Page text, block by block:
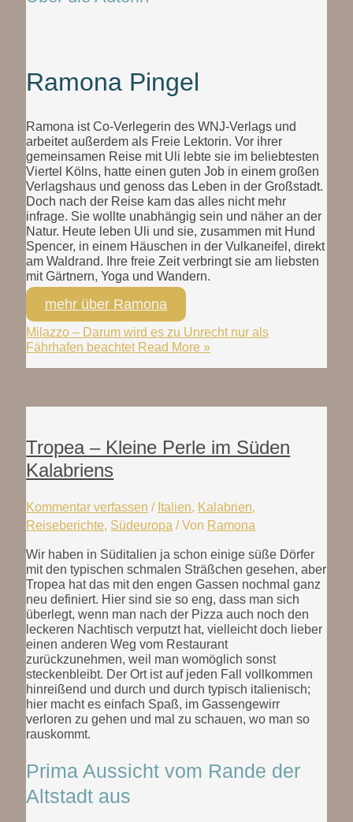
Ramona Pingel
Ramona ist Co-Verlegerin des WNJ-Verlags und
arbeitet außerdem als Freie Lektorin. Vor ihrer
gemeinsamen Reise mit Uli lebte sie im beliebtesten
Viertel Kölns, hatte einen guten Job in einem großen
Verlagshaus und genoss das Leben in der Großstadt.
Doch nach der Reise kam das alles nicht mehr
infrage. Sie wollte unabhängig sein und näher an der
Natur. Heute leben Uli und sie, zusammen mit Hund
Spencer, in einem Häuschen in der Vulkaneifel, direkt
am Waldrand. Ihre freie Zeit verbringt sie am liebsten
mit Gärtnern, Yoga und Wandern.
mehr über Ramona
Milazzo – Darum wird es zu Unrecht nur als
Fährhafen beachtetRead More »
Tropea – Kleine Perle im Süden
Kalabriens
Kommentar verfassen / Italien, Kalabrien,
Reiseberichte, Südeuropa / Von Ramona
Wir haben in Süditalien ja schon einige süße Dörfer
mit den typischen schmalen Sträßchen gesehen, aber
Tropea hat das mit den engen Gassen nochmal ganz
neu definiert. Hier sind sie so eng, dass man sich
überlegt, wenn man nach der Pizza auch noch den
leckeren Nachtisch verputzt hat, vielleicht doch lieber
einen anderen Weg vom Restaurant
zurückzunehmen, weil man womöglich sonst
steckenbleibt. Der Ort ist auf jeden Fall vollkommen
hinreißend und durch und durch typisch italienisch;
hier macht es einfach Spaß, im Gassengewirr
verloren zu gehen und mal zu schauen, wo man so
rauskommt.
Prima Aussicht vom Rande der
Altstadt aus